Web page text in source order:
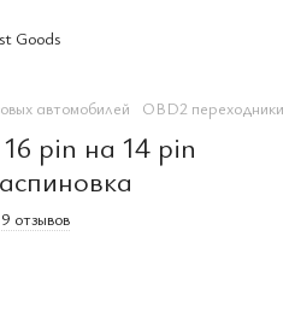
автомобилей OBD2
pin на 14 pin
9 отзывов